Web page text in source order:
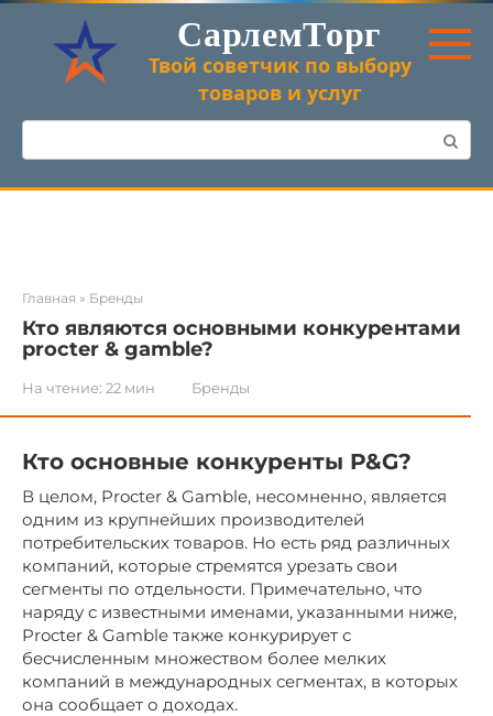
Перейти
контенту
СарлемТорг
Твой советчик по выбору
товаров и услуг
Поиск:
Главная » Бренды
Кто являются основными конкурентами
procter & gamble?
На чтение: 22 мин Бренды
Кто основные конкуренты P&G?
В целом, Procter & Gamble, несомненно, является
одним из крупнейших производителей
потребительских товаров. Но есть ряд различных
компаний, которые стремятся урезать свои
сегменты по отдельности. Примечательно, что
наряду с известными именами, указанными ниже,
Procter & Gamble также конкурирует с
бесчисленным множеством более мелких
компаний в международных сегментах, в которых
она сообщает о доходах.